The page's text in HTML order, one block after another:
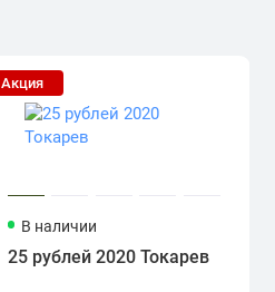
Акция
В наличии
25 рублей 2020 Токарев